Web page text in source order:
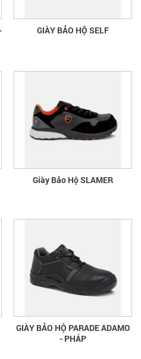
GIÀY BẢO HỘ SELF
Giày Bảo Hộ SLAMER
GIÀY BẢO HỘ PARADE ADAMO
- PHÁP